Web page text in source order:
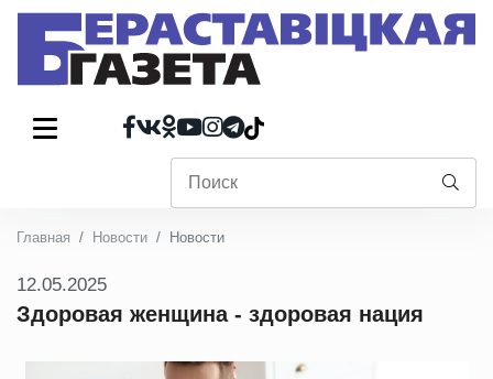
Главная Новости Новости
12.05.2025
Здоровая женщина - здоровая нация